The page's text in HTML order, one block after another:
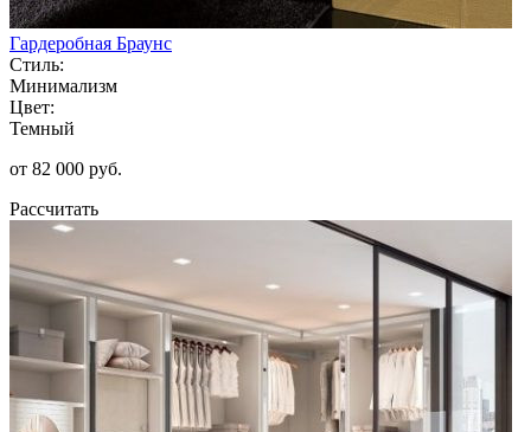
Гардеробная Браунс
Стиль:
Минимализм
Цвет:
Темный
от 82 000 руб.
Рассчитать